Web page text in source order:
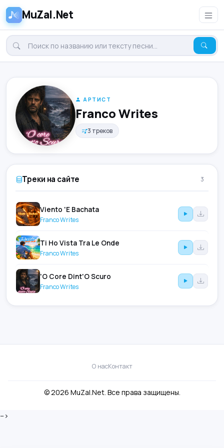
MuZal.Net
АРТИСТ
Franco Writes
3 треков
Треки на сайте 3
Viento 'E Bachata
Franco Writes
Ti Ho Vista Tra Le Onde
Franco Writes
'O Core Dint'O Scuro
Franco Writes
О насКонтакт
© 2026 MuZal.Net. Все права защищены.
-->